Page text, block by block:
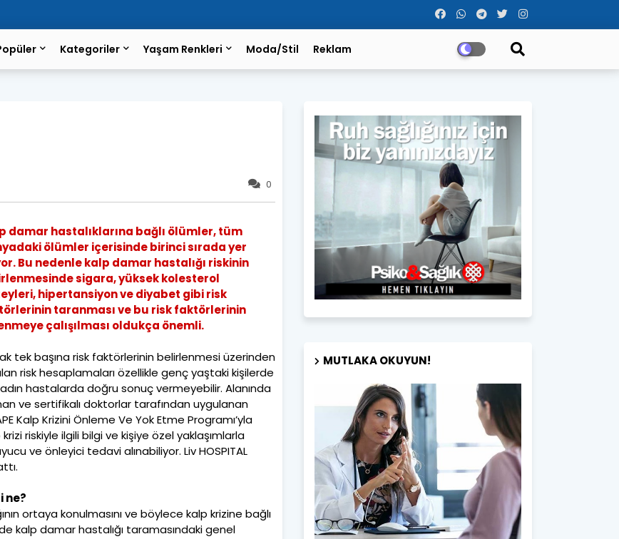
Kategoriler Yaşam Renkleri Moda/Stil Reklam
0
damar hastalıklarına bağlı ölümler, tüm
ölümler içerisinde birinci sırada yer
Bu nedenle kalp damar hastalığı riskinin
sigara, yüksek kolesterol
hipertansiyon ve diyabet gibi risk
taranması ve bu risk faktörlerinin
çalışılması oldukça önemli.
tek başına risk faktörlerinin belirlenmesi üzerinden
risk hesaplamaları özellikle genç yaştaki kişilerde
hastalarda doğru sonuç vermeyebilir. Alanında
ve sertifikalı doktorlar tarafından uygulanan
Kalp Krizini Önleme Ve Yok Etme Programı’yla
riskiyle ilgili bilgi ve kişiye özel yaklaşımlarla
ve önleyici tedavi alınabiliyor. Liv HOSPITAL
ne?
ortaya konulmasını ve böylece kalp krizine bağlı
kalp damar hastalığı taramasındaki genel
MUTLAKA OKUYUN!